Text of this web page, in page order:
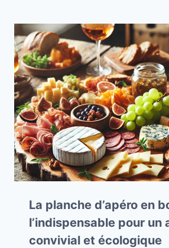
La planche d’apéro en
l’indispensable pour un
convivial et écologique